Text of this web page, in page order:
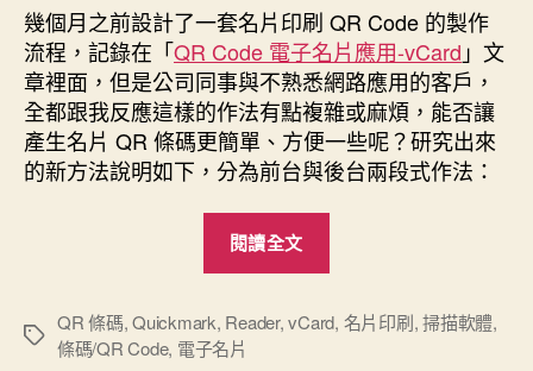
者
佈
日
期
幾個月之前設計了一套名片印刷 QR Code 的製作
流程，記錄在「QR Code 電子名片應用-vCard 」文
章裡面，但是公司同事與不熟悉網路應用的客戶，
全都跟我反應這樣的作法有點複雜或麻煩，能否讓
產生名片 QR 條碼更簡單、方便一些呢？研究出來
的新方法說明如下，分為前台與後台兩段式作法：
閱讀全文
子
標
QR 條碼,Quickmark, Reader,vCard, 名片印刷,掃描軟體,
條碼/QR Code, 電子名片